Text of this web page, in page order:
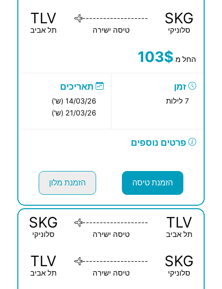
SKG
סלוניקי
-------------------
טיסה ישירה
TLV
תל אביב
החל מ 103$
זמן תאריכים
14/03/26 (ש')
21/03/26 (ש')
פרטים נוספים
הזמנת טיסה הזמנת מלון
TLV
תל אביב
-------------------
טיסה ישירה
SKG
סלוניקי
SKG
סלוניקי
-------------------
טיסה ישירה
TLV
תל אביב